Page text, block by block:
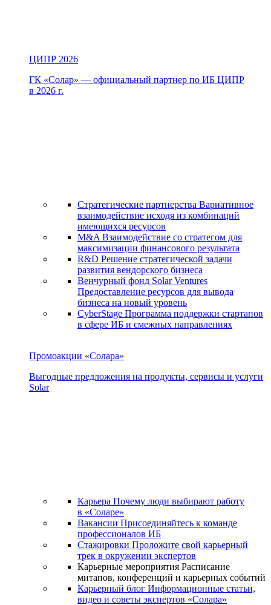
ЦИПР 2026
ГК «Солар» — официальный партнер по ИБ ЦИПР
в 2026 г.
Стратегические партнерства Вариативное
взаимодействие исходя из комбинаций
имеющихся ресурсов
M&A Взаимодействие со стратегом для
максимизации финансового результата
R&D Решение стратегической задачи
развития вендорского бизнеса
Венчурный фонд Solar Ventures
Предоставление ресурсов для вывода
бизнеса на новый уровень
CyberStage Программа поддержки стартапов
в сфере ИБ и смежных направлениях
Промоакции «Солара»
Выгодные предложения на продукты, сервисы и услуги
Solar
Карьера Почему люди выбирают работу
в «Соларе»
Вакансии Присоединяйтесь к команде
профессионалов ИБ
Стажировки Проложите свой карьерный
трек в окружении экспертов
Карьерные мероприятия Расписание
митапов, конференций и карьерных событий
Карьерный блог Информационные статьи,
видео и советы экспертов «Солара»